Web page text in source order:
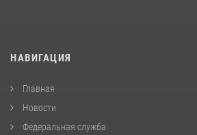
НАВИГАЦИЯ
Главная
Новости
Федеральная служба